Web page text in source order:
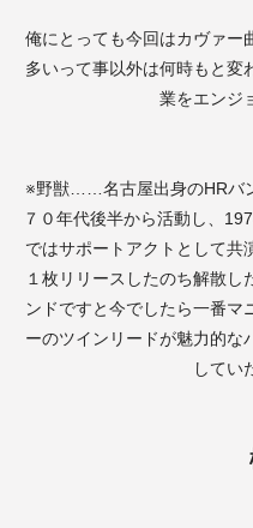
俺にとっても今回はカヴァー
多いって事以外は何時もと変
業をエンジ
※野獣……名古屋出身のHRバ
７０年代後半から活動し、
ではサポートアクトとして共
１枚リリースしたのち解散
ンドですと今でしたら一番マ
ーのツインリードが魅力的な
してい